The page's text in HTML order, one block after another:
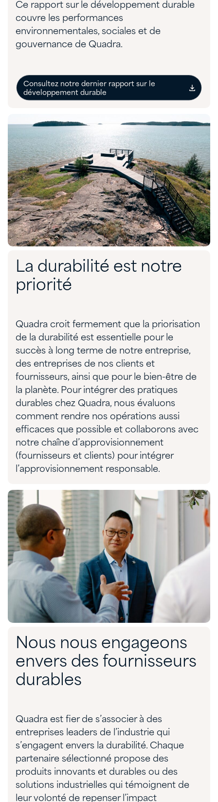
Ce rapport sur le développement durable
couvre les performances
environnementales, sociales et de
gouvernance de Quadra.
Consultez notre dernier rapport sur le
développement durable
La durabilité est notre
priorité
Quadra croit fermement que la priorisation
de la durabilité est essentielle pour le
succès à long terme de notre entreprise,
des entreprises de nos clients et
fournisseurs, ainsi que pour le bien-être de
la planète. Pour intégrer des pratiques
durables chez Quadra, nous évaluons
comment rendre nos opérations aussi
efficaces que possible et collaborons avec
notre chaîne d’approvisionnement
(fournisseurs et clients) pour intégrer
l’approvisionnement responsable.
Nous nous engageons
envers des fournisseurs
durables
Quadra est fier de s’associer à des
entreprises leaders de l’industrie qui
s’engagent envers la durabilité. Chaque
partenaire sélectionné propose des
produits innovants et durables ou des
solutions industrielles qui témoignent de
leur volonté de repenser l’impact